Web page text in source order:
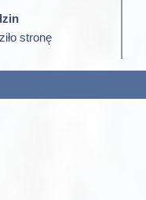
stronę